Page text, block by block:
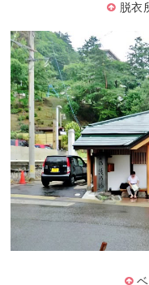
脱衣